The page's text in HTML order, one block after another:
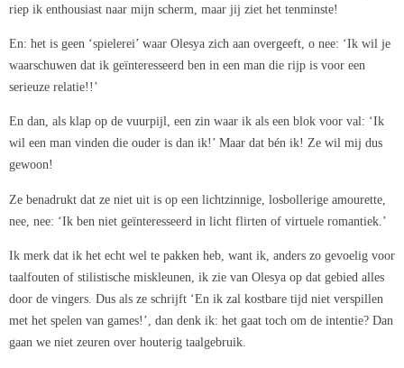
riep ik enthousiast naar mijn scherm, maar jij ziet het tenminste!
En: het is geen ‘spielerei’ waar Olesya zich aan overgeeft, o nee: ‘Ik wil je
waarschuwen dat ik geïnteresseerd ben in een man die rijp is voor een
serieuze relatie!!’
En dan, als klap op de vuurpijl, een zin waar ik als een blok voor val: ‘Ik
wil een man vinden die ouder is dan ik!’ Maar dat bén ik! Ze wil mij dus
gewoon!
Ze benadrukt dat ze niet uit is op een lichtzinnige, losbollerige amourette,
nee, nee: ‘Ik ben niet geïnteresseerd in licht flirten of virtuele romantiek.’
Ik merk dat ik het echt wel te pakken heb, want ik, anders zo gevoelig voor
taalfouten of stilistische miskleunen, ik zie van Olesya op dat gebied alles
door de vingers. Dus als ze schrijft ‘En ik zal kostbare tijd niet verspillen
met het spelen van games!’, dan denk ik: het gaat toch om de intentie? Dan
gaan we niet zeuren over houterig taalgebruik.